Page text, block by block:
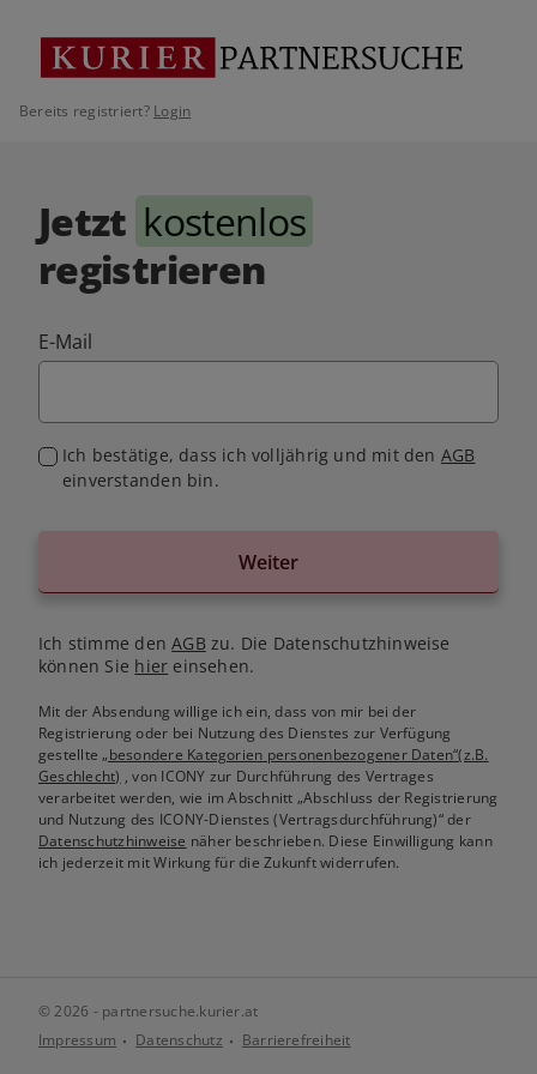
Bereits registriert? Login
Jetzt kostenlos
registrieren
E-Mail
Ich bestätige, dass ich volljährig und mit den AGB
einverstanden bin.
Weiter
Ich stimme denAGB zu. Die Datenschutzhinweise
können Sie hier einsehen.
Mit der Absendung willige ich ein, dass von mir bei der
Registrierung oder bei Nutzung des Dienstes zur Verfügung
gestellte„besondere Kategorien personenbezogener Daten“(z.B.
Geschlecht) , von ICONY zur Durchführung des Vertrages
verarbeitet werden, wie im Abschnitt „Abschluss der Registrierung
und Nutzung des ICONY-Dienstes (Vertragsdurchführung)“ der
Datenschutzhinweise näher beschrieben. Diese Einwilligung kann
ich jederzeit mit Wirkung für die Zukunft widerrufen.
© 2026 - partnersuche.kurier.at
Impressum
Datenschutz Barrierefreiheit